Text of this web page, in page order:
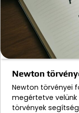
Newton
Newton törvényei
megértetve
törvények